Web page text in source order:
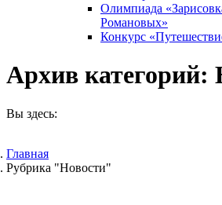
Олимпиада
Романовых»
Конкурс
Архив категорий:
Вы здесь:
Главная
Рубрика "Новости"